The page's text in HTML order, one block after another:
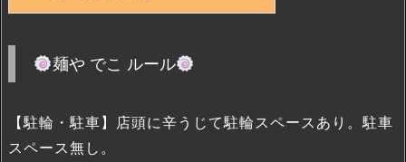
麺や でこ ルール
【駐輪・駐車】店頭に辛うじて駐輪スペースあり。駐車
スペース無し。